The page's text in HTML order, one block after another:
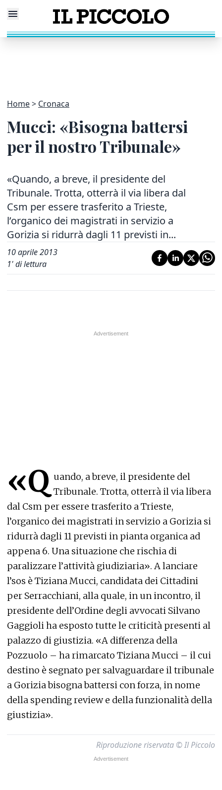
Home Cronaca
Mucci: «Bisogna battersi
per il nostro Tribunale»
«Quando, a breve, il presidente del
Tribunale. Trotta, otterrà il via libera dal
Csm per essere trasferito a Trieste,
l’organico dei magistrati in servizio a
Gorizia si ridurrà dagli 11 previsti in...
10 aprile 2013
1' di lettura
«Q uando, a breve, il presidente del
Tribunale. Trotta, otterrà il via libera
dal Csm per essere trasferito a Trieste,
l’organico dei magistrati in servizio a Gorizia si
ridurrà dagli 11 previsti in pianta organica ad
appena 6. Una situazione che rischia di
paralizzare l’attività giudiziaria». A lanciare
l’sos è Tiziana Mucci, candidata dei Cittadini
per Serracchiani, alla quale, in un incontro, il
presidente dell’Ordine degli avvocati Silvano
Gaggioli ha esposto tutte le criticità presenti al
palazzo di giustizia. «A differenza della
Pozzuolo – ha rimarcato Tiziana Mucci – il cui
destino è segnato per salvaguardare il tribunale
a Gorizia bisogna battersi con forza, in nome
della spending review e della funzionalità della
giustizia».
Riproduzione riservata © Il Piccolo